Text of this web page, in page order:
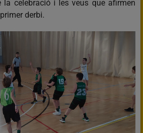
la celebració i les veus que afirmen
derbi.